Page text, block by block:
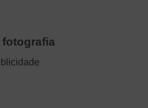
fotografia